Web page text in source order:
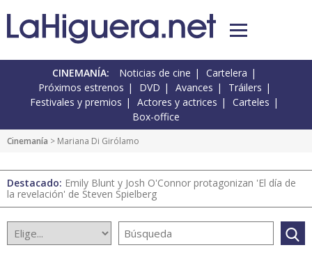
CINEMANÍA: Noticias de cine
Cartelera
Próximos estrenos
DVD Avances
Tráilers
Festivales y premios
Actores y actrices
Carteles
Box-office
Cinemanía > Mariana Di Girólamo
Destacado: Emily Blunt y Josh O'Connor protagonizan 'El día de
la revelación' de Steven Spielberg